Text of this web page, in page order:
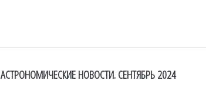
АСТРОНОМИЧЕСКИЕ НОВОСТИ. СЕНТЯБРЬ 2024